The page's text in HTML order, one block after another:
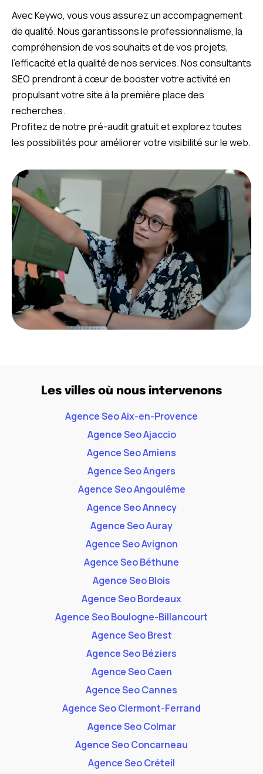
Avec Keywo, vous vous assurez un accompagnement
de qualité. Nous garantissons le professionnalisme, la
compréhension de vos souhaits et de vos projets,
l’efficacité et la qualité de nos services. Nos consultants
SEO prendront à cœur de booster votre activité en
propulsant votre site à la première place des
recherches.
Profitez de notre pré-audit gratuit et explorez toutes
les possibilités pour améliorer votre visibilité sur le web.
Les villes où nous intervenons
Agence Seo Aix-en-Provence
Agence Seo Ajaccio
Agence Seo Amiens
Agence Seo Angers
Agence Seo Angoulême
Agence Seo Annecy
Agence Seo Auray
Agence Seo Avignon
Agence Seo Béthune
Agence Seo Blois
Agence Seo Bordeaux
Agence Seo Boulogne-Billancourt
Agence Seo Brest
Agence Seo Béziers
Agence Seo Caen
Agence Seo Cannes
Agence Seo Clermont-Ferrand
Agence Seo Colmar
Agence Seo Concarneau
Agence Seo Créteil